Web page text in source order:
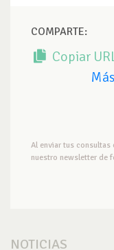
COMPARTE:
Copiar
Al enviar tus
nuestro newsletter de
NOTICIAS